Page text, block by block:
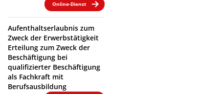
Online-Dienst
Aufenthaltserlaubnis zum
Zweck der Erwerbstätigkeit
Erteilung zum Zweck der
Beschäftigung bei
qualifizierter Beschäftigung
als Fachkraft mit
Berufsausbildung